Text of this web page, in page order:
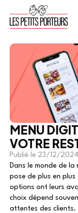
MENU
VOTRE
Publié le 23/12/2024
Dans le monde de
pose de plus en plus
options ont leurs
choix dépend
attentes des clients.